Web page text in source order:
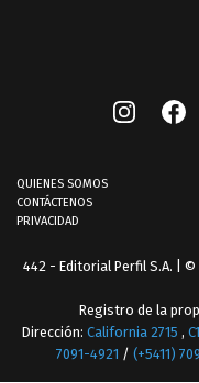
QUIENES SOMOS
CONTÁCTENOS
PRIVACIDAD
442 - Editorial Perfil S.A. | ©
Registro de la
Dirección: California 2715 ,
7091-4921 / (+5411)